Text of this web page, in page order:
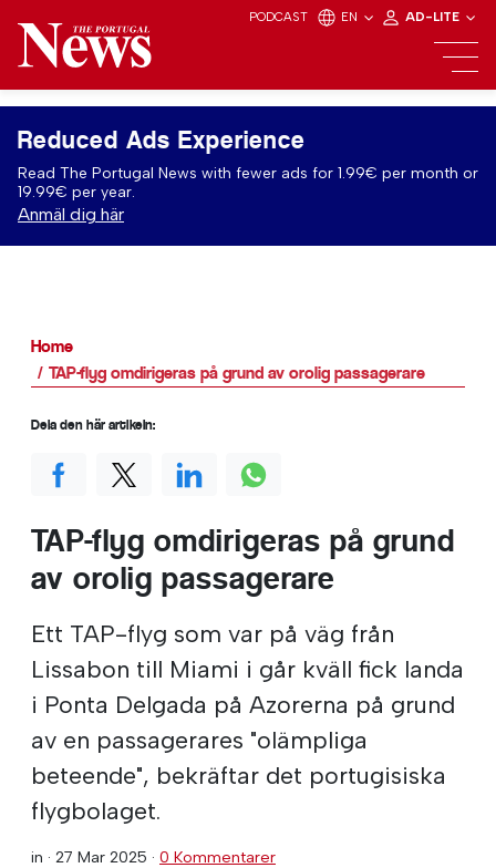
PODCAST EN AD-LITE
Reduced Ads Experience
Read The Portugal News with fewer ads for 1.99€ per month or
19.99€ per year.
Anmäl dig här
Home
TAP-flyg omdirigeras på grund av orolig passagerare
TAP-flyg omdirigeras på grund
av orolig passagerare
Ett TAP-flyg som var på väg från
Lissabon till Miami i går kväll fick landa
i Ponta Delgada på Azorerna på grund
av en passagerares "olämpliga
beteende", bekräftar det portugisiska
flygbolaget.
in · 27 Mar 2025 · 0 Kommentarer
Dela den här artikeln: